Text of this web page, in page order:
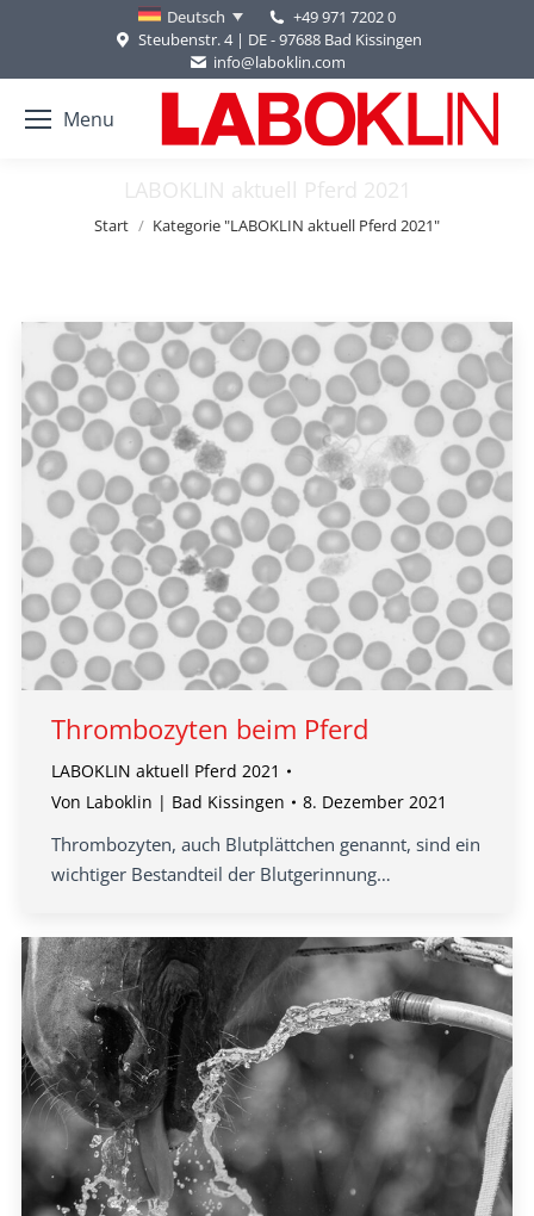
Deutsch
+49 971 7202 0
Steubenstr. 4 | DE - 97688 Bad Kissingen
info@laboklin.com
Menu
LABOKLIN aktuell Pferd 2021
Sie befinden sich hier:
Start Kategorie "LABOKLIN aktuell Pferd 2021"
Thrombozyten beim Pferd
LABOKLIN aktuell Pferd 2021
Von Laboklin | Bad Kissingen 8. Dezember 2021
Thrombozyten, auch Blutplättchen genannt, sind ein
wichtiger Bestandteil der Blutgerinnung…